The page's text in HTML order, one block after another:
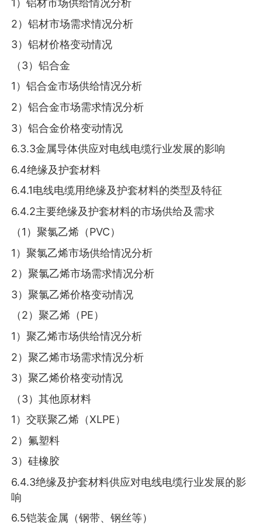
1）铝材市场供给情况分析
2）铝材市场需求情况分析
3）铝材价格变动情况
（3）铝合金
1）铝合金市场供给情况分析
2）铝合金市场需求情况分析
3）铝合金价格变动情况
6.3.3金属导体供应对电线电缆行业发展的影响
6.4绝缘及护套材料
6.4.1电线电缆用绝缘及护套材料的类型及特征
6.4.2主要绝缘及护套材料的市场供给及需求
（1）聚氯乙烯（PVC）
1）聚氯乙烯市场供给情况分析
2）聚氯乙烯市场需求情况分析
3）聚氯乙烯价格变动情况
（2）聚乙烯（PE）
1）聚乙烯市场供给情况分析
2）聚乙烯市场需求情况分析
3）聚乙烯价格变动情况
（3）其他原材料
1）交联聚乙烯（XLPE）
2）氟塑料
3）硅橡胶
6.4.3绝缘及护套材料供应对电线电缆行业发展的影
响
6.5铠装金属（钢带、钢丝等）